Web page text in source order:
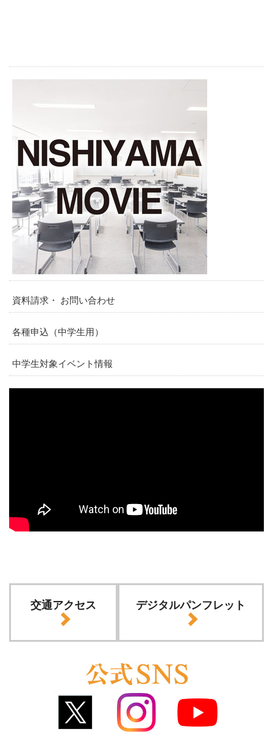
資料請求・ お問い合わせ
各種申込（中学生用）
中学生対象イベント情報
交通アクセス デジタルパンフレット